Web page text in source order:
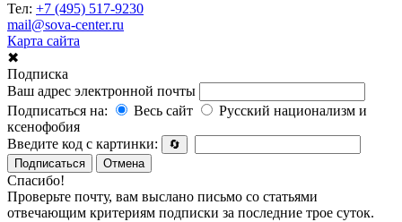
Тел: +7 (495) 517-9230
mail@sova-center.ru
Карта сайта
✖
Подписка
Ваш адрес электронной почты
Подписаться на:
Весь сайт
Русский национализм и
ксенофобия
Введите код с картинки:
🔄
Подписаться
Отмена
Спасибо!
Проверьте почту, вам выслано письмо со статьями
отвечающим критериям подписки за последние трое суток.